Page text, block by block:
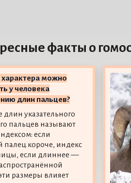
факты о
можно
у человека
длин пальцев?
указательного
пальцев называют
если
палец короче, индекс
если длиннее —
размеры влияет